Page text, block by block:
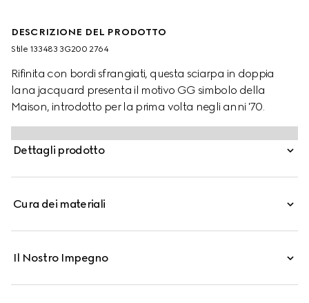
DESCRIZIONE DEL PRODOTTO
Stile ‎133483 3G200 2764
Rifinita con bordi sfrangiati, questa sciarpa in doppia
lana jacquard presenta il motivo GG simbolo della
Maison, introdotto per la prima volta negli anni '70.
Dettagli prodotto
Cura dei materiali
Il Nostro Impegno